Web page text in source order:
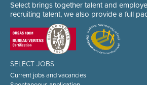
Select brings together talent and
recruiting talent, we also provide a full
SELECT JOBS
Current jobs and vacancies